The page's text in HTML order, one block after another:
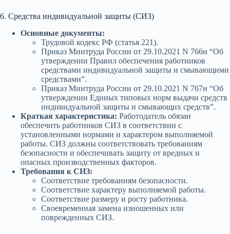
6. Средства индивидуальной защиты (СИЗ)
Основные документы:
Трудовой кодекс РФ (статья 221).
Приказ Минтруда России от 29.10.2021 N 766н “Об
утверждении Правил обеспечения работников
средствами индивидуальной защиты и смывающими
средствами”.
Приказ Минтруда России от 29.10.2021 N 767н “Об
утверждении Единых типовых норм выдачи средств
индивидуальной защиты и смывающих средств”.
Краткая характеристика: Работодатель обязан
обеспечить работников СИЗ в соответствии с
установленными нормами и характером выполняемой
работы. СИЗ должны соответствовать требованиям
безопасности и обеспечивать защиту от вредных и
опасных производственных факторов.
Требования к СИЗ:
Соответствие требованиям безопасности.
Соответствие характеру выполняемой работы.
Соответствие размеру и росту работника.
Своевременная замена изношенных или
поврежденных СИЗ.